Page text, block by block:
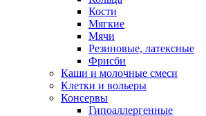
Кости
Мягкие
Мячи
Резиновые, латексные
Фрисби
Каши и молочные смеси
Клетки и вольеры
Консервы
Гипоаллергенные